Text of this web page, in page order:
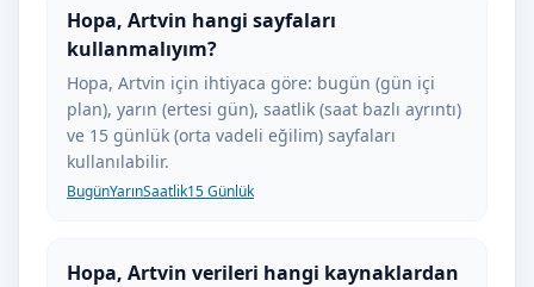
Hopa, Artvin hangi sayfaları
kullanmalıyım?
Hopa, Artvin için ihtiyaca göre: bugün (gün içi
plan), yarın (ertesi gün), saatlik (saat bazlı ayrıntı)
ve 15 günlük (orta vadeli eğilim) sayfaları
kullanılabilir.
BugünYarınSaatlik15 Günlük
Hopa, Artvin verileri hangi kaynaklardan